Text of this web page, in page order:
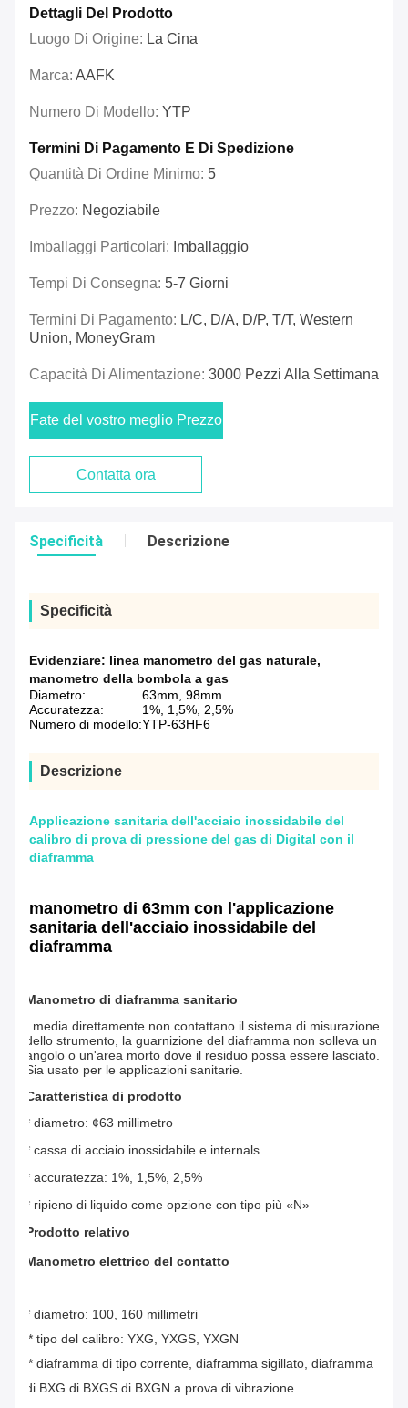
Dettagli Del Prodotto
Luogo Di Origine: La Cina
Marca: AAFK
Numero Di Modello: YTP
Termini Di Pagamento E Di Spedizione
Quantità Di Ordine Minimo: 5
Prezzo: Negoziabile
Imballaggi Particolari: Imballaggio
Tempi Di Consegna: 5-7 Giorni
Termini Di Pagamento: L/C, D/A, D/P, T/T, Western
Union, MoneyGram
Capacità Di Alimentazione: 3000 Pezzi Alla Settimana
Fate del vostro meglio Prezzo
Contatta ora
Specificità Descrizione
Specificità
Evidenziare: linea manometro del gas naturale,
manometro della bombola a gas
Diametro:
63mm, 98mm
Accuratezza:
1%, 1,5%, 2,5%
Numero di modello:YTP-63HF6
Descrizione
Applicazione sanitaria dell'acciaio inossidabile del
calibro di prova di pressione del gas di Digital con il
diaframma
manometro di 63mm con l'applicazione
sanitaria dell'acciaio inossidabile del
diaframma
Manometro di diaframma sanitario
I media direttamente non contattano il sistema di misurazione
dello strumento, la guarnizione del diaframma non solleva un
angolo o un'area morto dove il residuo possa essere lasciato.
Sia usato per le applicazioni sanitarie.
Caratteristica di prodotto
* diametro: ¢63 millimetro
* cassa di acciaio inossidabile e internals
* accuratezza: 1%, 1,5%, 2,5%
* ripieno di liquido come opzione con tipo più «N»
Prodotto relativo
Manometro elettrico del contatto
* diametro: 100, 160 millimetri
* tipo del calibro: YXG, YXGS, YXGN
* diaframma di tipo corrente, diaframma sigillato, diaframma
di BXG di BXGS di BXGN a prova di vibrazione.